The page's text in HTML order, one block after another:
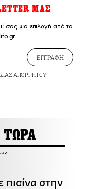
ΜΑΣ
σας μια επιλογή από τα
ΕΓΓΡΑΦΗ
ΑΠΟΡΡΗΤΟΥ
ΤΩΡΑ
πισίνα στην